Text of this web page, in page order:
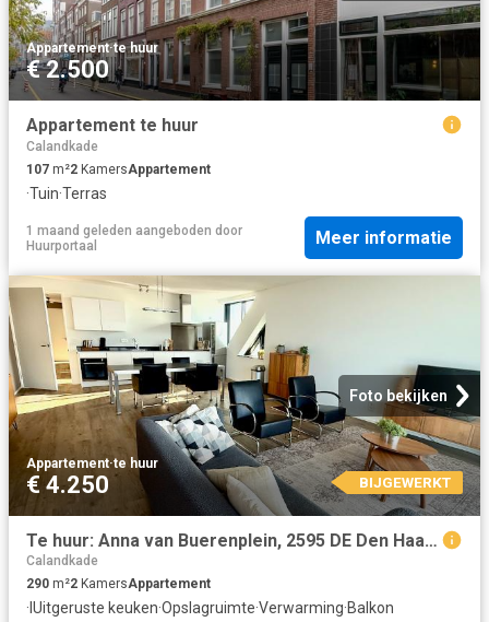
Appartement·te huur
€ 2.500
Appartement te huur
Calandkade
107 m²2 KamersAppartement
·Tuin·Terras
1 maand geleden aangeboden door
Huurportaal
Meer informatie
Foto bekijken
Appartement·te huur
€ 4.250 BIJGEWERKT
Te huur: Anna van Buerenplein, 2595 DE Den Haag Anna van Buerenplein, 2595 DE Den Haag | The Real Estate Company
Calandkade
290 m²2 KamersAppartement
· IUitgeruste keuken·Opslagruimte·Verwarming·Balkon